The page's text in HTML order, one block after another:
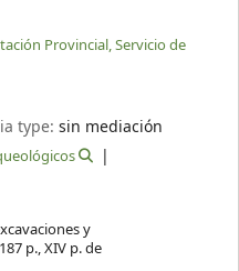
Provincial, Servicio de
type:sin mediación
y
p., XIV p. de